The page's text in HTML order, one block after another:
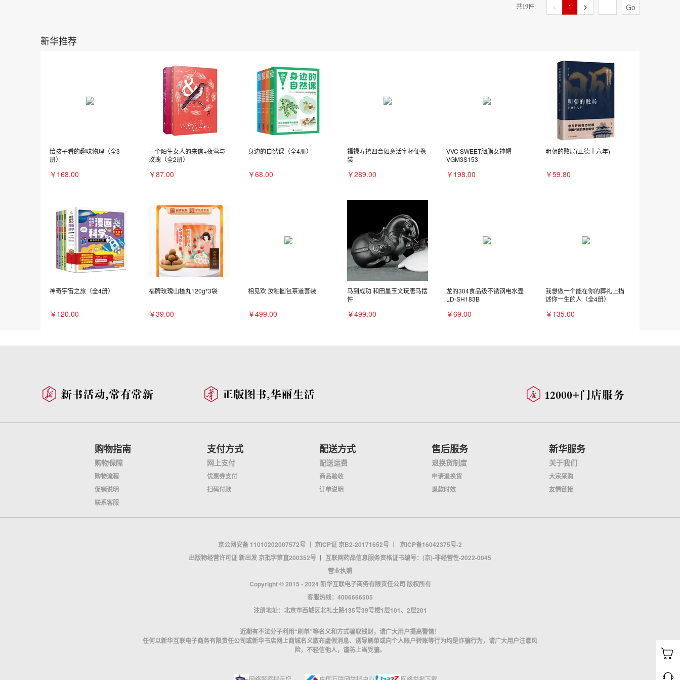
共19件: 1 Go
新华推荐
给孩子看的趣味物理（全3
册）
￥168.00
一个陌生女人的来信+夜莺与
玫瑰（全2册）
￥87.00
身边的自然课（全4册）
￥68.00
福禄寿禧四合如意活字杯便携
装
￥289.00
VVC SWEET胭脂女神帽
VGM3S153
￥198.00
明朝的败局(正德十六年)
￥59.80
神奇宇宙之旅（全4册）
￥120.00
福牌玫瑰山楂丸120g*3袋
￥39.00
相见欢 汝釉圆包茶道套装
￥499.00
马到成功 和田墨玉文玩唐马摆
件
￥499.00
龙的304食品级不锈钢电水壶
LD-SH183B
￥69.00
我想做一个能在你的葬礼上描
述你一生的人（全4册）
￥135.00
购物指南
购物保障
购物流程
促销说明
联系客服
支付方式
网上支付
优惠券支付
扫码付款
配送方式
配送运费
商品验收
订单说明
售后服务
退换货制度
申请退换货
退款时效
新华服务
关于我们
大宗采购
友情链接
京公网安备 11010202007572号 丨 京ICP证 京B2-20171652号 丨 京ICP备16042375号-2
出版物经营许可证 新出发 京批字第直200352号 丨 互联网药品信息服务资格证书编号：(京)-非经营性-2022-0045
营业执照
Copyright © 2015 - 2024 新华互联电子商务有限责任公司 版权所有
客服热线：4006666505
注册地址：北京市西城区北礼士路135号39号楼1层101、2层201
近期有不法分子利用“刷单”等名义和方式骗取钱财，请广大用户提高警惕！
任何以新华互联电子商务有限责任公司或新华书店网上商城名义散布虚假消息、诱导刷单或向个人账户转账等行为均是诈骗行为，请广大用户注意风
险，不轻信他人，谨防上当受骗。